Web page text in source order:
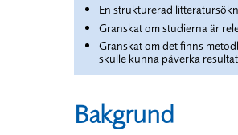
En strukturerad
Granskat om studierna är
Granskat om det finns
skulle kunna påverka
Bakgrund